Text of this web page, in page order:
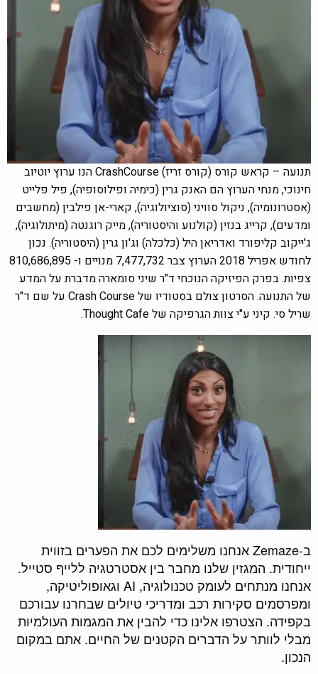
תנועה – קראש קורס (קורס זריז) CrashCourse הנו ערוץ יוטיוב
חינוכי, מנחי הערוץ הם האנק גרין (כימיה ופילוסופיה), פיל פלייט
(אסטרונומיה), ניקול סוויני (סוציולוגיה), קארי-אן פילבין (מחשבים
ומדעים), קרייג בנזין (קולנוע והיסטוריה), מייק רוגנטה (מיתולוגיה),
ג'ייקוב קליפורד ואדריאן היל (כלכלה) וג'ון גרין (היסטוריה). נכון
לחודש אפריל 2018 הערוץ צבר 7,477,732 מנויים ו- 810,686,895
צפיות. בפרק הפיזיקה הנוכחי ד"ר שיני סומארה מדברת על המדע
של התנועה. הסרטון צולם בסטודיו של Crash Course על שם ד"ר
שריל סי. קיני ע"י צוות הגרפיקה של Thought Cafe.
ב-Zemaze אנחנו משלימים לכם את הפערים בזווית
ייחודית. המגזין שלנו מחבר בין אסטרטגיה ללייף סטייל.
אנחנו מנתחים לעומק טכנולוגיה, AI וגאופוליטיקה,
ומפרסמים סקירות רכב ומדריכי טיולים שבחרנו עבורכם
בקפידה. הצטרפו אלינו כדי להבין את המגמות העולמיות
מבלי לוותר על הדברים הקטנים של החיים. אתם במקום
הנכון.